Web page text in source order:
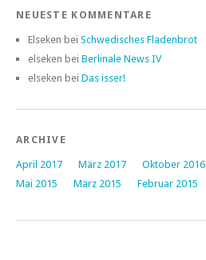
NEUESTE KOMMENTARE
Elseken bei Schwedisches Fladenbrot
elseken bei Berlinale News IV
elseken bei Das isser!
ARCHIVE
April 2017 März 2017 Oktober 2016
Mai 2015
März 2015 Februar 2015